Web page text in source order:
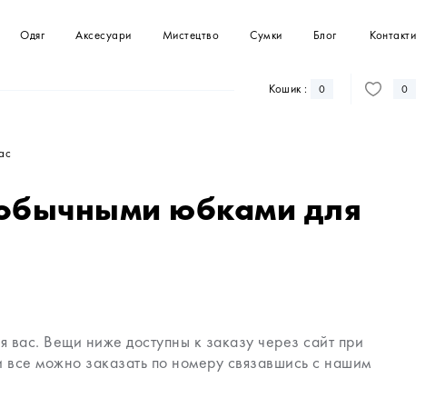
Одяг
Светри Кардигани
Аксесуари Мистецтво Сумки Блог Контакти
Кошик : 0 0
юбками для
Вещи ниже доступны к заказу через сайт при
можно заказать по номеру связавшись с нашим